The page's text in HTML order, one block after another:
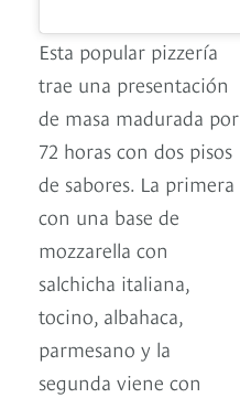
Esta popular pizzería
trae una presentación
de masa madurada por
72 horas con dos pisos
de sabores. La primera
con una base de
mozzarella con
salchicha italiana,
tocino, albahaca,
parmesano y la
segunda viene con